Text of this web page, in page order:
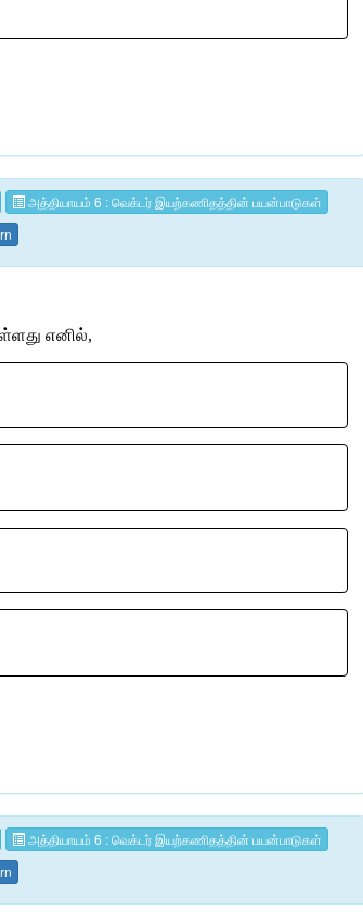
அத்தியாயம் 6 : வெக்டர் இயற்கணிதத்தின் பயன்பாடுகள்
எனில்,
அத்தியாயம் 6 : வெக்டர் இயற்கணிதத்தின் பயன்பாடுகள்